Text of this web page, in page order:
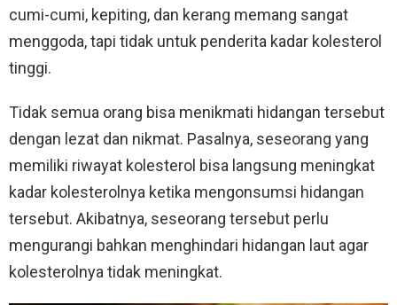
cumi-cumi, kepiting, dan kerang memang sangat
menggoda, tapi tidak untuk penderita kadar kolesterol
tinggi.
Tidak semua orang bisa menikmati hidangan tersebut
dengan lezat dan nikmat. Pasalnya, seseorang yang
memiliki riwayat kolesterol bisa langsung meningkat
kadar kolesterolnya ketika mengonsumsi hidangan
tersebut. Akibatnya, seseorang tersebut perlu
mengurangi bahkan menghindari hidangan laut agar
kolesterolnya tidak meningkat.